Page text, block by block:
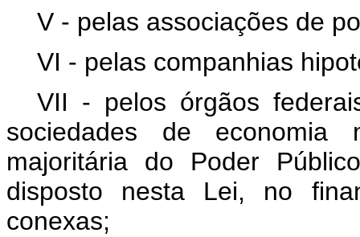
V - pelas associações de
VI - pelas companhias
VII - pelos órgãos
sociedades de
majoritária do Poder
disposto nesta Lei, no
conexas;